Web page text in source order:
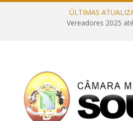
ÚLTIMAS
Vereadores 2025